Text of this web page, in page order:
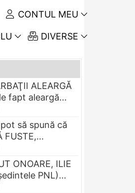
CONTUL MEU
DIVERSE
ALEARGĂ
fapt aleargă...
să spună că
FUSTE,...
ONOARE, ILIE
PNL)...